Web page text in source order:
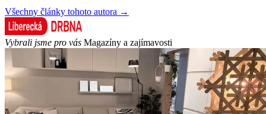
Všechny články tohoto autora →
Vybrali jsme pro vás Magazíny a zajímavosti